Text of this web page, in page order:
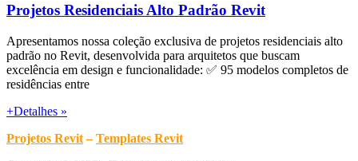
Projetos Residenciais Alto Padrão Revit
Apresentamos nossa coleção exclusiva de projetos residenciais alto
padrão no Revit, desenvolvida para arquitetos que buscam
excelência em design e funcionalidade: ✅ 95 modelos completos de
residências entre
+Detalhes »
Projetos Revit–Templates Revit